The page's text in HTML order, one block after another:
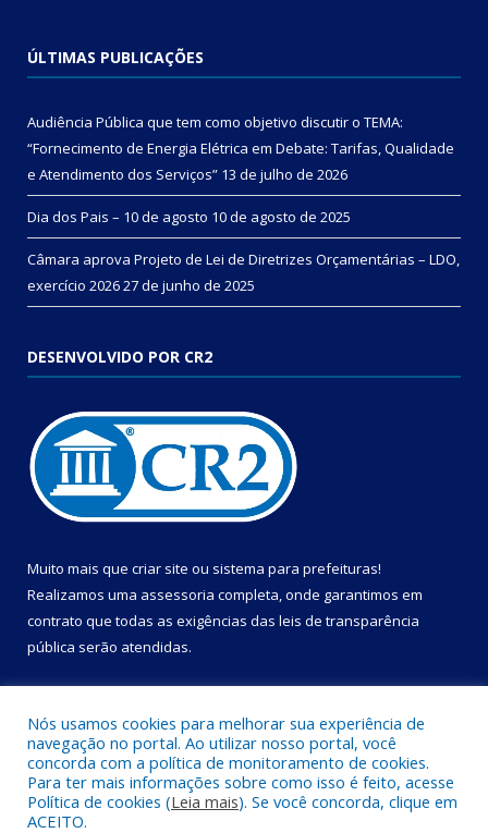
ÚLTIMAS PUBLICAÇÕES
Audiência Pública que tem como objetivo discutir o TEMA:
“Fornecimento de Energia Elétrica em Debate: Tarifas, Qualidade
e Atendimento dos Serviços” 13 de julho de 2026
Dia dos Pais – 10 de agosto 10 de agosto de 2025
Câmara aprova Projeto de Lei de Diretrizes Orçamentárias – LDO,
exercício 202627 de junho de 2025
DESENVOLVIDO POR CR2
Muito mais que criar site ou sistema para prefeituras!
Realizamos uma assessoria completa, onde garantimos em
contrato que todas as exigências das leis de transparência
pública serão atendidas.
Todos os direitos reservados a Câmara Municipal de Cametá.
Nós usamos cookies para melhorar sua experiência de
navegação no portal. Ao utilizar nosso portal, você
concorda com a política de monitoramento de cookies.
Para ter mais informações sobre como isso é feito, acesse
Política de cookies (Leia mais). Se você concorda, clique em
ACEITO.